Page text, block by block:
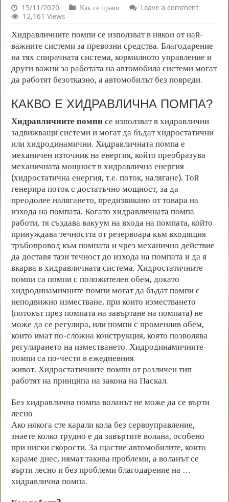
15/11/2020 Как се прави
Leave a comment
12,161 Views
Хидравличните помпи се използват в някои от най-
важните системи за превозни средства. Благодарение
на тях спирачната система, кормилното управление и
други важни за работата на автомобила системи могат
да работят безотказно, а автомобилът без повреди.
КАКВО Е ХИДРАВЛИЧНА ПОМПА?
Хидравличните помпи се използват в хидравлични
задвижващи системи и могат да бъдат хидростатични
или хидродинамични. Хидравличната помпа е
механичен източник на енергия, който преобразува
механичната мощност в хидравлична енергия
(хидростатична енергия, т.е. поток, налягане). Той
генерира поток с достатъчно мощност, за да
преодолее налягането, предизвикано от товара на
изхода на помпата. Когато хидравличната помпа
работи, тя създава вакуум на входа на помпата, който
принуждава течността от резервоара към входящия
тръбопровод към помпата и чрез механично действие
да доставя тази течност до изхода на помпата и да я
вкарва в хидравличната система. Хидростатичните
помпи са помпи с положителен обем, докато
хидродинамичните помпи могат да бъдат помпи с
неподвижно изместване, при които изместването
(потокът през помпата на завъртане на помпата) не
може да се регулира, или помпи с променлив обем,
които имат по-сложна конструкция, която позволява
регулирането на изместването. Хидродинамичните
помпи са по-чести в ежедневния
живот. Хидростатичните помпи от различен тип
работят на принципа на закона на Паскал.
Без хидравлична помпа воланът не може да се върти
лесно
Ако някога сте карали кола без сервоуправление,
знаете колко трудно е да завъртите волана, особено
при ниски скорости. За щастие автомобилите, които
караме днес, нямат такива проблеми, а воланът се
върти лесно и без проблеми благодарение на …
хидравлична помпа.